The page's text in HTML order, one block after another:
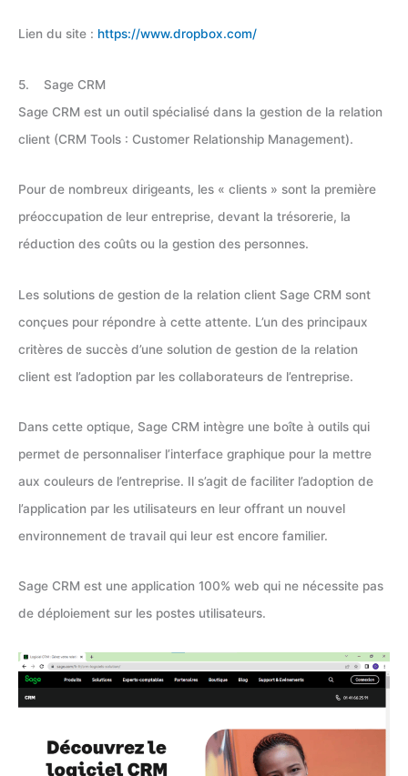
Lien du site : https://www.dropbox.com/
5. Sage CRM
Sage CRM est un outil spécialisé dans la gestion de la relation
client (CRM Tools : Customer Relationship Management).
Pour de nombreux dirigeants, les « clients » sont la première
préoccupation de leur entreprise, devant la trésorerie, la
réduction des coûts ou la gestion des personnes.
Les solutions de gestion de la relation client Sage CRM sont
conçues pour répondre à cette attente. L’un des principaux
critères de succès d’une solution de gestion de la relation
client est l’adoption par les collaborateurs de l’entreprise.
Dans cette optique, Sage CRM intègre une boîte à outils qui
permet de personnaliser l’interface graphique pour la mettre
aux couleurs de l’entreprise. Il s’agit de faciliter l’adoption de
l’application par les utilisateurs en leur offrant un nouvel
environnement de travail qui leur est encore familier.
Sage CRM est une application 100% web qui ne nécessite pas
de déploiement sur les postes utilisateurs.